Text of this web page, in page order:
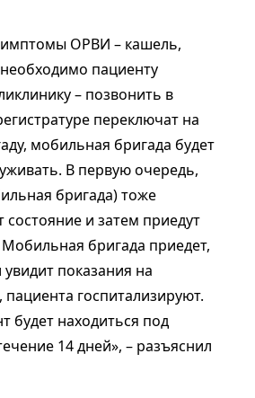
ОРВИ – кашель,
пациенту
– позвонить в
переключат на
мобильная бригада будет
В первую очередь,
бригада) тоже
состояние и затем приедут
бригада приедет,
показания на
госпитализируют.
будет находиться под
14 дней», – разъяснил